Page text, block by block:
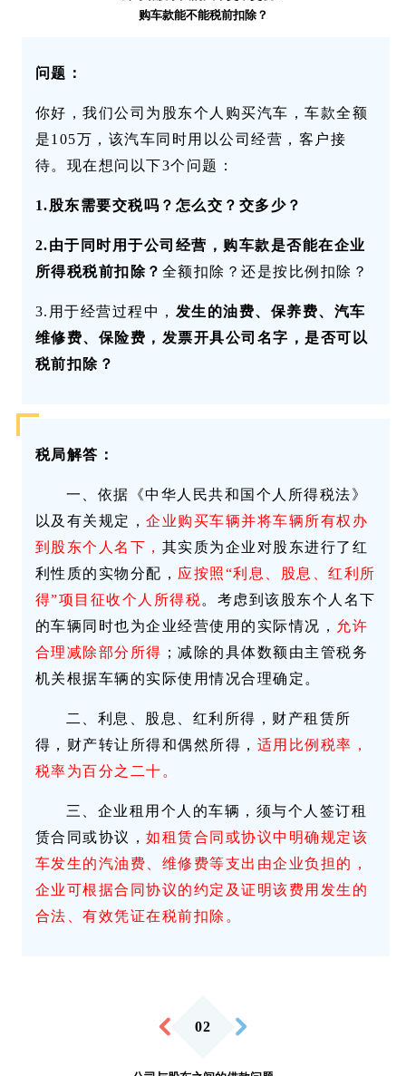
购车款能不能税前扣除？
问题：
你好，我们公司为股东个人购买汽车，车款全额
是105万，该汽车同时用以公司经营，客户接
待。现在想问以下3个问题：
1.股东需要交税吗？怎么交？交多少？
2.由于同时用于公司经营，购车款是否能在企业
所得税税前扣除？ 全额扣除？还是按比例扣除？
3.用于经营过程中， 发生的油费、保养费、汽车
维修费、保险费，发票开具公司名字，是否可以
税前扣除？
税局解答：
一、依据《中华人民共和国个人所得税法》
以及有关规定，企业购买车辆并将车辆所有权办
到股东个人名下， 其实质为企业对股东进行了红
利性质的实物分配， 应按照“利息、股息、红利所
得”项目征收个人所得税。考虑到该股东个人名下
的车辆同时也为企业经营使用的实际情况， 允许
合理减除部分所得 ；减除的具体数额由主管税务
机关根据车辆的实际使用情况合理确定。
二、利息、股息、红利所得，财产租赁所
得，财产转让所得和偶然所得， 适用比例税率，
税率为百分之二十。
三、企业租用个人的车辆，须与个人签订租
赁合同或协议，如租赁合同或协议中明确规定该
车发生的汽油费、维修费等支出由企业负担的，
企业可根据合同协议的约定及证明该费用发生的
合法、有效凭证在税前扣除。
02